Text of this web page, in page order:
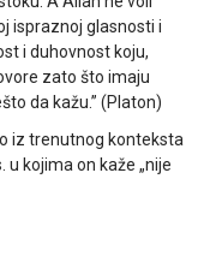
ispraznoj glasnosti i
i duhovnost koju,
zato što imaju
da kažu.” (Platon)
iz trenutnog konteksta
kojima on kaže „nije